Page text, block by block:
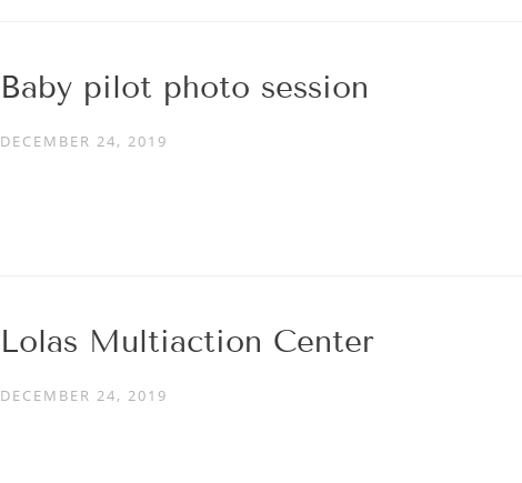
Baby pilot photo session
DECEMBER 24, 2019
Lolas Multiaction Center
DECEMBER 24, 2019